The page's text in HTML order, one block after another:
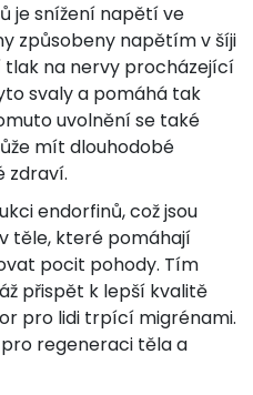
je snížení napětí ve
způsobeny napětím v šíji
na nervy procházející
svaly a pomáhá tak
uvolnění se také
mít dlouhodobé
zdraví.
endorfinů, což jsou
těle, které pomáhají
pocit pohody. Tím
přispět k lepší kvalitě
pro lidi trpící migrénami.
regeneraci těla a